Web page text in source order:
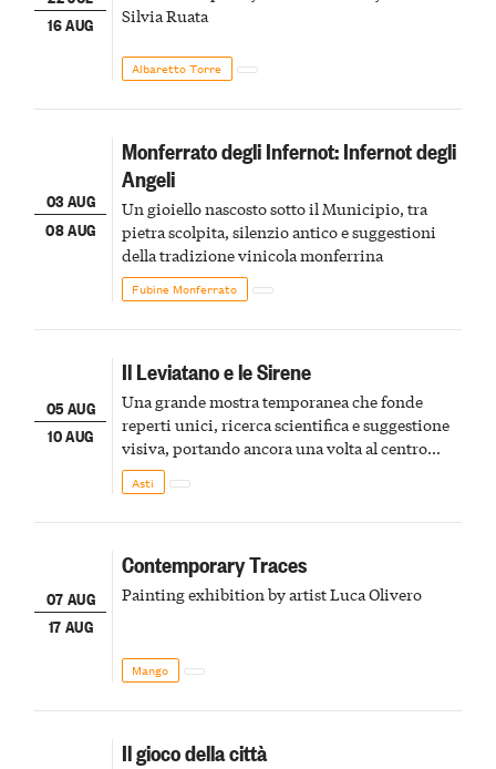
16 AUG
Silvia Ruata
Albaretto Torre
03 AUG
08 AUG
Monferrato degli Infernot: Infernot degli
Angeli
Un gioiello nascosto sotto il Municipio, tra
pietra scolpita, silenzio antico e suggestioni
della tradizione vinicola monferrina
Fubine Monferrato
05 AUG
10 AUG
Il Leviatano e le Sirene
Una grande mostra temporanea che fonde
reperti unici, ricerca scientifica e suggestione
visiva, portando ancora una volta al centro
della scena le meraviglie del passato astigiano
Asti
07 AUG
17 AUG
Contemporary Traces
Painting exhibition by artist Luca Olivero
Mango
Il gioco della città